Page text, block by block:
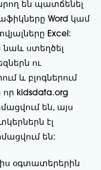
են պատճենել
Word կամ
Excel:
ստեղծել
ու
և բլոգներում
kidsdata.org
են, այս
էլ
են:
օգտատերերին